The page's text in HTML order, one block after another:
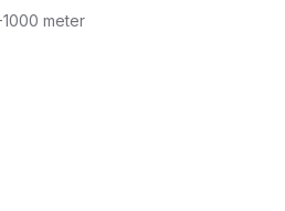
meter